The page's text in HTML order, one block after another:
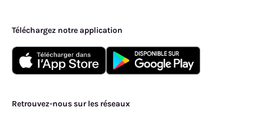
Téléchargez notre application
Retrouvez-nous sur les réseaux